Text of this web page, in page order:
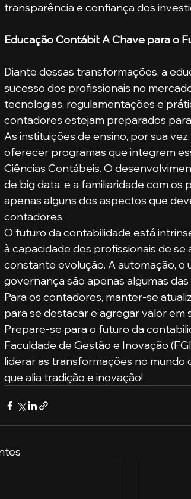
transparência e confiança dos
Educação Contábil: A Chave para o
Diante dessas transformações, a
sucesso dos profissionais no
tecnologias, regulamentações e
contadores estejam preparados
As instituições de ensino, por sua
oferecer programas que integrem
Ciências Contábeis. O
de big data, e a familiaridade com
apenas alguns dos aspectos que
contadores.
O futuro da contabilidade está
à capacidade dos profissionais de
constante evolução. A automação, o
governança são apenas algumas
Para os contadores, manter-se
para se destacar e agregar valor em
Prepare-se para o futuro da
Faculdade de Gestão e Inovação
liderar as transformações no mundo
que alia tradição e inovação!